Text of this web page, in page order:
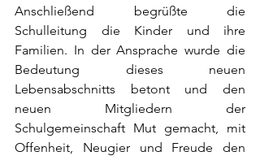
Anschließend begrüßte die
Schulleitung die Kinder und ihre
Familien. In der Ansprache wurde die
Bedeutung dieses neuen
Lebensabschnitts betont und den
neuen Mitgliedern der
Schulgemeinschaft Mut gemacht, mit
Offenheit, Neugier und Freude den